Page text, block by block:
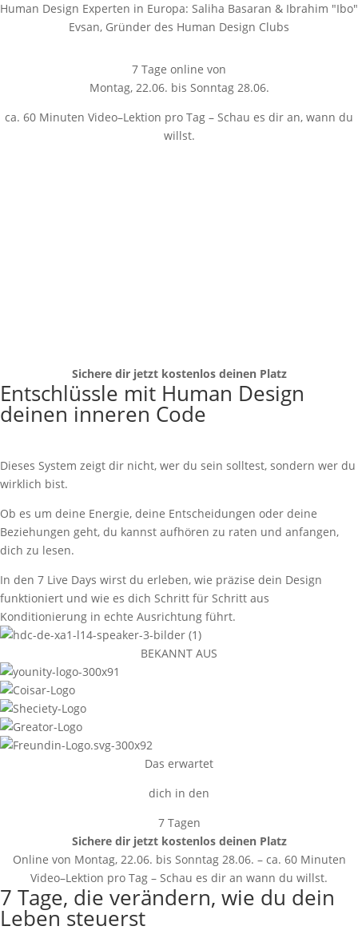
Human Design Experten in Europa: Saliha Basaran & Ibrahim "Ibo"
Evsan, Gründer des Human Design Clubs
7 Tage online von
Montag, 22.06. bis Sonntag 28.06.
ca. 60 Minuten Video–Lektion pro Tag – Schau es dir an, wann du
willst.
Sichere dir jetzt kostenlos deinen Platz
Entschlüssle mit Human Design
deinen inneren Code
Dieses System zeigt dir nicht, wer du sein solltest, sondern wer du
wirklich bist.
Ob es um deine Energie, deine Entscheidungen oder deine
Beziehungen geht, du kannst aufhören zu raten und anfangen,
dich zu lesen.
In den 7 Live Days wirst du erleben, wie präzise dein Design
funktioniert und wie es dich Schritt für Schritt aus
Konditionierung in echte Ausrichtung führt.
BEKANNT AUS
Das erwartet
dich in den
7 Tagen
Sichere dir jetzt kostenlos deinen Platz
Online von Montag, 22.06. bis Sonntag 28.06. – ca. 60 Minuten
Video–Lektion pro Tag – Schau es dir an wann du willst.
7 Tage, die verändern, wie du dein
Leben steuerst